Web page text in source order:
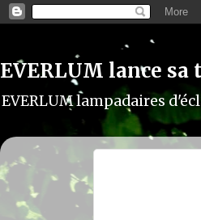
EVERLUM lance
EVERLUM lampadaires